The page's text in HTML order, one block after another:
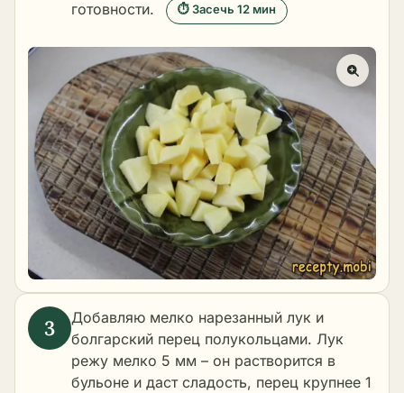
готовности.
⏱ Засечь 12 мин
Добавляю мелко нарезанный лук и
болгарский перец полукольцами. Лук
режу мелко 5 мм – он растворится в
бульоне и даст сладость, перец крупнее 1